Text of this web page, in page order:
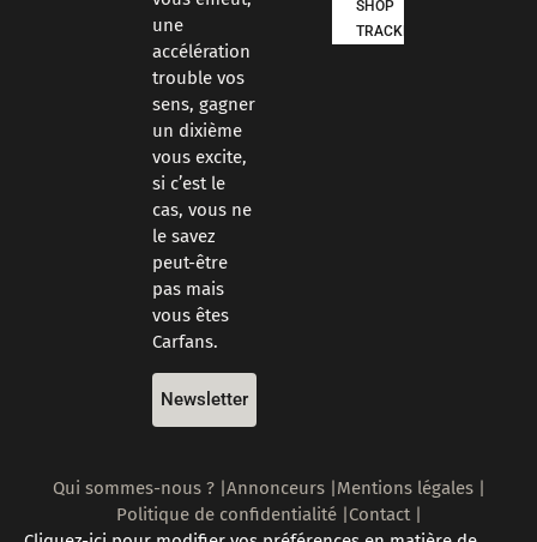
une
accélération
trouble vos
sens, gagner
un dixième
vous excite,
si c’est le
cas, vous ne
le savez
peut-être
pas mais
vous êtes
Carfans.
Newsletter
SHOP
TRACKDAYS
Qui sommes-nous ? |Annonceurs |Mentions légales |
Politique de confidentialité |Contact |